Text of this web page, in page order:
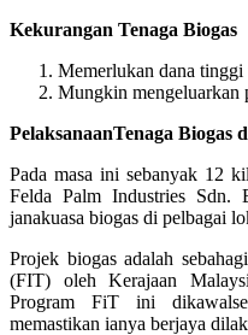
Kekurangan Tenaga Biogas
Memerlukan dana
Mungkin mengeluarkan
PelaksanaanTenaga Biogas
Pada masa ini sebanyak 12
Felda Palm Industries Sdn.
janakuasa biogas di pelbagai
Projek biogas adalah
(FIT) oleh Kerajaan
Program FiT ini
memastikan ianya berjaya